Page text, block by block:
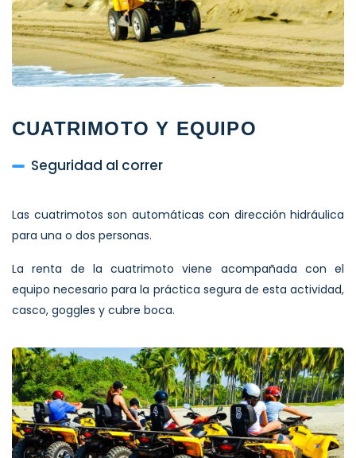
CUATRIMOTO Y EQUIPO
Seguridad al correr
Las cuatrimotos son automáticas con dirección hidráulica
para una o dos personas.
La renta de la cuatrimoto viene acompañada con el
equipo necesario para la práctica segura de esta actividad,
casco, goggles y cubre boca.